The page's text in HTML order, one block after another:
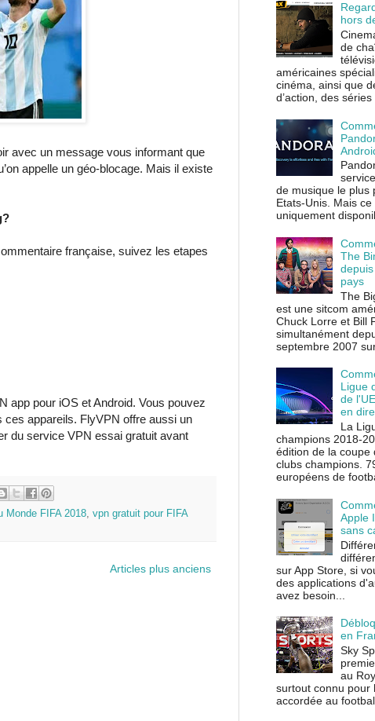
avec un message vous informant que
appelle un géo-blocage. Mais il existe
française, suivez les etapes
app pour iOS et Android. Vous pouvez
ces appareils. FlyVPN offre aussi un
du service VPN essai gratuit avant
Monde FIFA 2018 vpn gratuit pour FIFA
Articles plus anciens
hors
de
américaines
cinéma, ainsi que
d’action, des séries
de musique le plus
Etats-Unis. Mais
uniquement
The
pays
The
est une sitcom
Chuck Lorre et Bill
simultanément
septembre 2007 sur
Ligue
de
en
La
champions 2018-
édition de la coupe
clubs champions.
européens de
Apple
sans
sur App Store, si
des applications
avez besoin...
en
Sky
au
surtout connu pour
accordée au